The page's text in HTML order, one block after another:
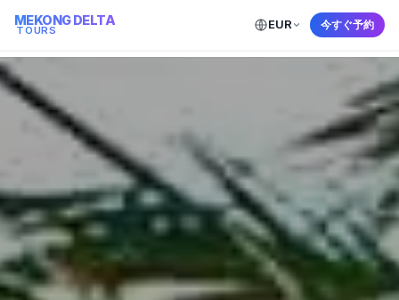
Mekong Delta Tours
MEKONG DELTA
TOURS EUR 今すぐ予約